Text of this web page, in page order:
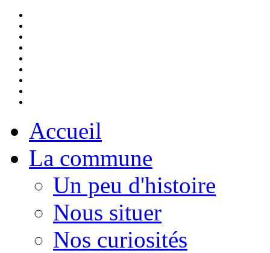
Accueil
La commune
Un peu d'histoire
Nous situer
Nos curiosités